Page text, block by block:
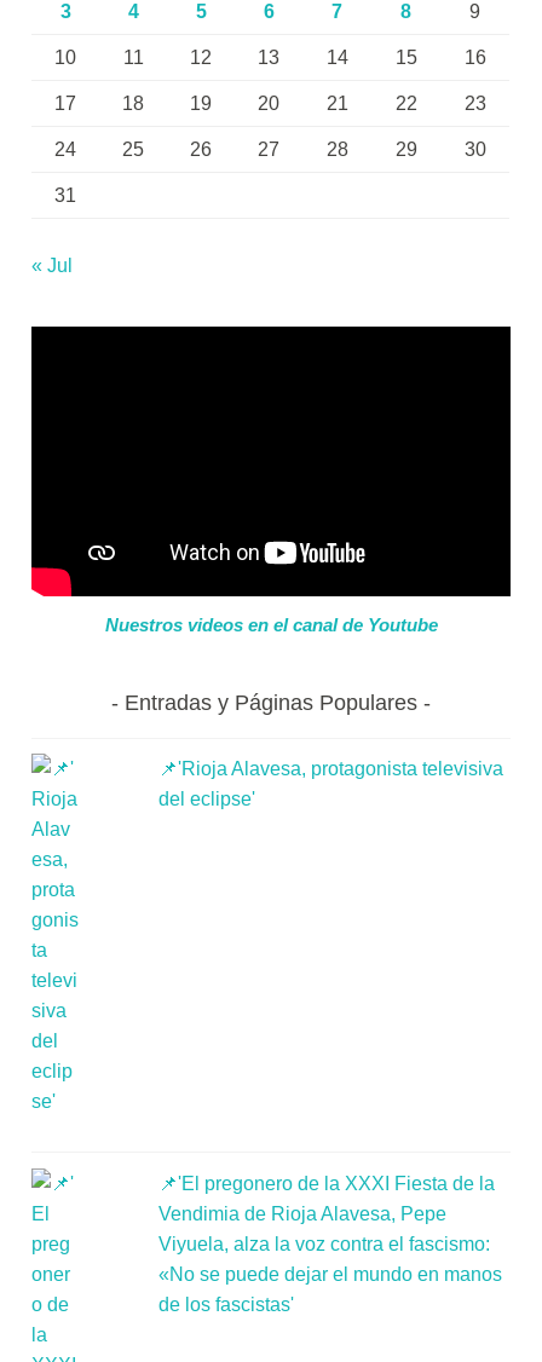
3 4 5 6 7 8 9
10 11 12 13 14 15 16
17 18 19 20 21 22 23
24 25 26 27 28 29 30
31
« Jul
Nuestros videos en el canal de Youtube
Entradas y Páginas Populares
📌'Rioja Alavesa, protagonista televisiva
del eclipse'
📌'El pregonero de la XXXI Fiesta de la
Vendimia de Rioja Alavesa, Pepe
Viyuela, alza la voz contra el fascismo:
«No se puede dejar el mundo en manos
de los fascistas'